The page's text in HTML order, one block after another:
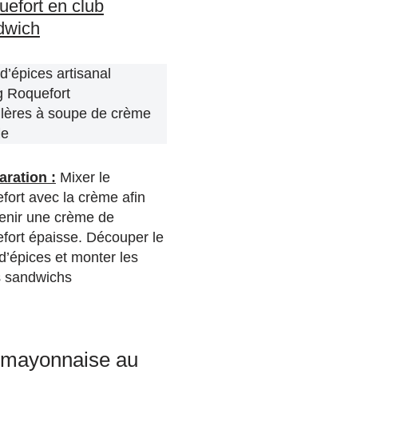
en club
artisanal
Roquefort
à soupe de crème
: Mixer le
avec la crème afin
une crème de
épaisse. Découper le
et monter les
sandwichs
au